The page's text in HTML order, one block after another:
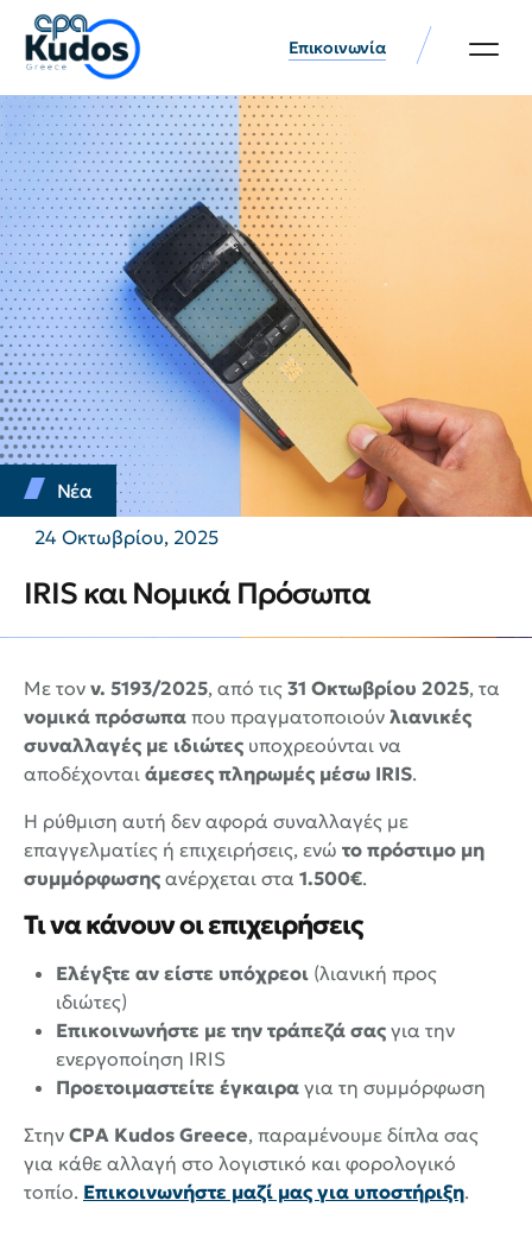
Επικοινωνία
Νέα
24 Οκτωβρίου, 2025
IRIS και Νομικά Πρόσωπα
Με τον ν. 5193/2025, από τις 31 Οκτωβρίου 2025, τα
νομικά πρόσωπα που πραγματοποιούν λιανικές
συναλλαγές με ιδιώτες υποχρεούνται να
αποδέχονται άμεσες πληρωμές μέσω IRIS.
Η ρύθμιση αυτή δεν αφορά συναλλαγές με
επαγγελματίες ή επιχειρήσεις, ενώ το πρόστιμο μη
συμμόρφωσης ανέρχεται στα 1.500€.
Τι να κάνουν οι επιχειρήσεις
Ελέγξτε αν είστε υπόχρεοι (λιανική προς
ιδιώτες)
Επικοινωνήστε με την τράπεζά σας για την
ενεργοποίηση IRIS
Προετοιμαστείτε έγκαιρα για τη συμμόρφωση
Στην CPA Kudos Greece, παραμένουμε δίπλα σας
για κάθε αλλαγή στο λογιστικό και φορολογικό
τοπίο. Επικοινωνήστε μαζί μας για υποστήριξη.